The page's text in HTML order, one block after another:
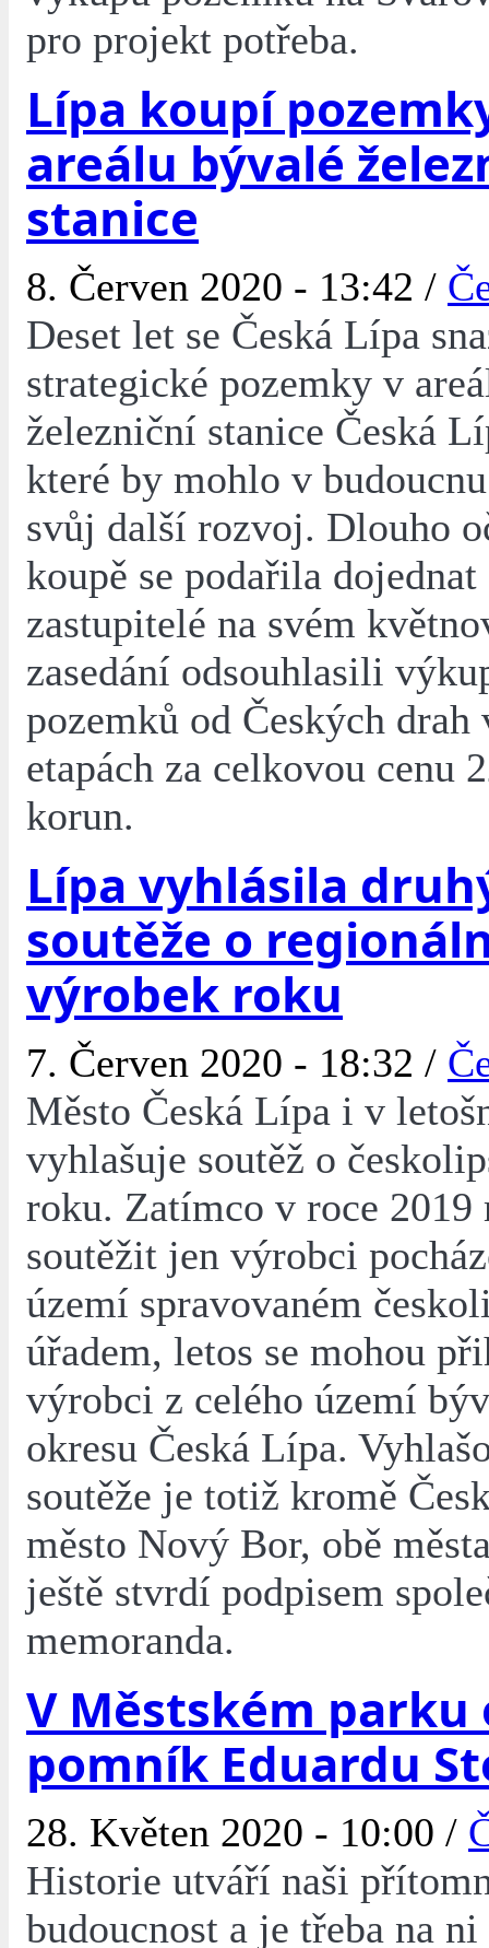
pro projekt potřeba.
Lípa koupí
areálu bývalé
stanice
8. Červen 2020 - 13:42 /
Deset let se Česká Lípa
strategické pozemky v
železniční stanice Česká
které by mohlo v
svůj další rozvoj. Dlouho
koupě se podařila
zastupitelé na svém
zasedání odsouhlasili
pozemků od Českých drah
etapách za celkovou cenu
korun.
Lípa vyhlásila
soutěže o
výrobek roku
7. Červen 2020 - 18:32 /
Město Česká Lípa i v
vyhlašuje soutěž o
roku. Zatímco v roce 2019
soutěžit jen výrobci
území spravovaném
úřadem, letos se mohou
výrobci z celého území
okresu Česká Lípa.
soutěže je totiž kromě
město Nový Bor, obě
ještě stvrdí podpisem
memoranda.
V Městském parku
pomník Eduardu
28. Květen 2020 - 10:00 /
Historie utváří naši
budoucnost a je třeba na ni